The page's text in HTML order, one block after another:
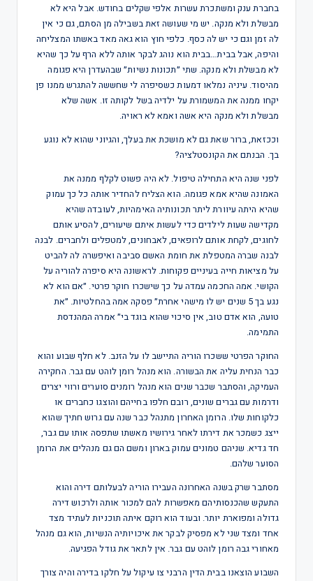
בחברת ענק ומשתכרת עשרות אלפי שקלים בחודש. אבל היא לא
מבשלת ולא מנקה. יש מי שעושה זאת בשבילה מן הסתם, גם כי אין
לה זמן וגם כי יש לה כסף. כלפי חוץ הוא גאה מאד באשתו המצליחה
והיפה, אבל בבית…בבית הוא נוהג לבקר אותה ללא הרף על כך שהיא
לא מבשלת ולא מנקה. שתי ״תכונות נשיות״ שבהעדרן היא פגומה
מהיסוד. עיניה נמלאו דמעות כשסיפרה לי שחששה להתגרש ממנו פן
יקחו ממנה את המשמורת על ילדיה בשל לקותה זו. אשה שלא
מבשלת ולא מנקה היא אשה ואמא לא ראויה.
וככזאת, ברור שאת גם לא מושכת את בעלך, והגיוני שהוא לא נוגע
בך. הבנתם את הקונסטלציה?
לפני שנה היא התחילה טיפול. לא היה פשוט לקלף ממנה את
האמונה שהיא אמא פגומה. הוא הצליח להחדיר אותה כל כך עמוק
שהיא היתה עיוורת ליתר תכונותיה האימהיות, לעובדה שהיא
מקדישה שעות לילדים כדי לעשות איתם שיעורים, להסיע אותם
לחוגים, לקחת אותם לרופאים, לאבחונים, למטפלים ולחברים. לבנה
לבנה שברה המטפלת את חומת האשם סביבה ואיפשרה לה להביט
על מציאות חייה בעיניים פקוחות. לראשונה היא סיפרה להוריה על
הקושי. אמה החכמה עמדה על כך שישכרו חוקר פרטי. ״אם הוא לא
נגע בך 5 שנים יש לו מישהי אחרת״ פסקה אמה בהחלטיות. ״את
טועה, הוא אדם טוב, אין סיכוי שהוא בוגד בי״ אמרה המהנדסת
התמימה.
החוקר הפרטי ששכרו הוריה התיישב לו על הזנב. לא חלף שבוע והוא
כבר הנחית עליה את הבשורה. הוא מנהל רומן לוהט עם גבר. החקירה
העמיקה, והסתבר שכבר שנים הוא מנהל רומנים סוערים ורווי יצרים
ודרמות עם גברים שונים, רובם חלפו בחייהם והוצגו כחברים או
כלקוחות שלו. הרומן האחרון מתנהל כבר שנה עם גרוש חתיך שהוא
ייצג כשמכר את דירתו לאחר גירושיו מאשתו שתפסה אותו עם גבר,
חד גדיא. שניהם טמונים עמוק בארון ומשם הם גם מנהלים את הרומן
הסוער שלהם.
מסתבר שרק בשנה האחרונה העבירו הוריה לבעלותם דירה והוא
התעקש שהכנסותיהם מאפשרות להם למכור אותה ולרכוש דירה
גדולה ומפוארת יותר. ובעוד הוא רוקם איתה תוכניות לעתיד מצד
אחד ומצד שני לא מפסיק לבקר את איכויותיה הנשיות, הוא גם מנהל
מאחורי גבה רומן לוהט עם גבר. אין לתאר את גודל הפגיעה.
השבוע הוצאנו בבית הדין הרבני צו עיקול על חלקו בדירה והיה צורך